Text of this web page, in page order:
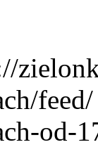
feed/
od-